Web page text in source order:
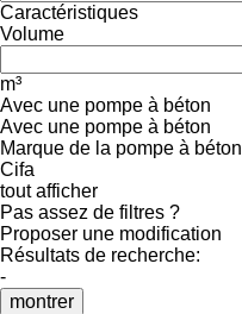
Caractéristiques
Volume
m³
Avec une pompe à béton
Avec une pompe à béton
Marque de la pompe à béton
Cifa
tout afficher
Pas assez de filtres ?
Proposer une modification
Résultats de recherche:
-
montrer